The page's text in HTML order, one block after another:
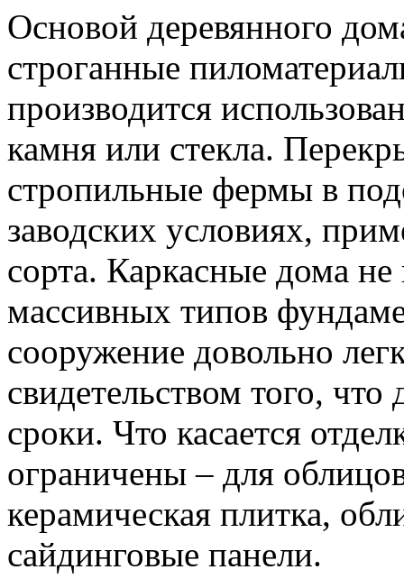
Основой деревянного
строганные
производится
камня или стекла.
стропильные фермы в
заводских условиях,
сорта. Каркасные дома
массивных типов
сооружение довольно
свидетельством того,
сроки. Что касается
ограничены – для
керамическая плитка,
сайдинговые панели.